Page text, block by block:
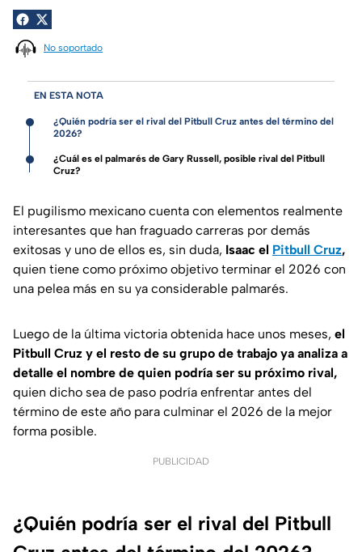
No soportado
EN ESTA NOTA
¿Quién podría ser el rival del Pitbull Cruz antes del término del
2026?
¿Cuál es el palmarés de Gary Russell, posible rival del Pitbull
Cruz?
El pugilismo mexicano cuenta con elementos realmente
interesantes que han fraguado carreras por demás
exitosas y uno de ellos es, sin duda, Isaac el Pitbull Cruz,
quien tiene como próximo objetivo terminar el 2026 con
una pelea más en su ya considerable palmarés.
Luego de la última victoria obtenida hace unos meses, el
Pitbull Cruz y el resto de su grupo de trabajo ya analiza a
detalle el nombre de quien podría ser su próximo rival,
quien dicho sea de paso podría enfrentar antes del
término de este año para culminar el 2026 de la mejor
forma posible.
PUBLICIDAD
¿Quién podría ser el rival del Pitbull